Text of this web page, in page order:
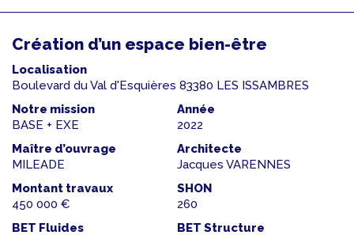
Création d’un espace bien-être
Localisation
Boulevard du Val d'Esquières 83380 LES ISSAMBRES
Notre mission
BASE + EXE
Année
2022
Maître d’ouvrage
MILEADE
Architecte
Jacques VARENNES
Montant travaux
450 000 €
SHON
260
BET Fluides
BET Structure